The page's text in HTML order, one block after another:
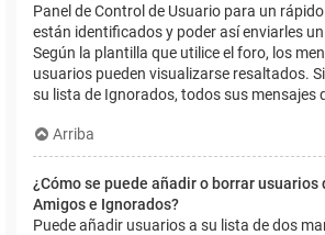
Panel de Control de Usuario para un
están identificados y poder así enviarles
Según la plantilla que utilice el foro, los
usuarios pueden visualizarse resaltados.
su lista de Ignorados, todos sus mensajes
Arriba
¿Cómo se puede añadir o borrar usuarios
Amigos e Ignorados?
Puede añadir usuarios a su lista de dos